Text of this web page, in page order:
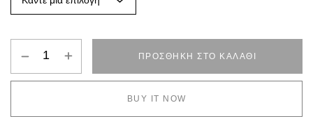
ΠΡΟΣΘΉΚΗ ΣΤΟ ΚΑΛΆΘΙ
BUY IT NOW